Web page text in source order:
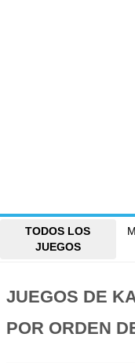
TODOS LOS
JUEGOS
JUEGOS DE
POR ORDEN